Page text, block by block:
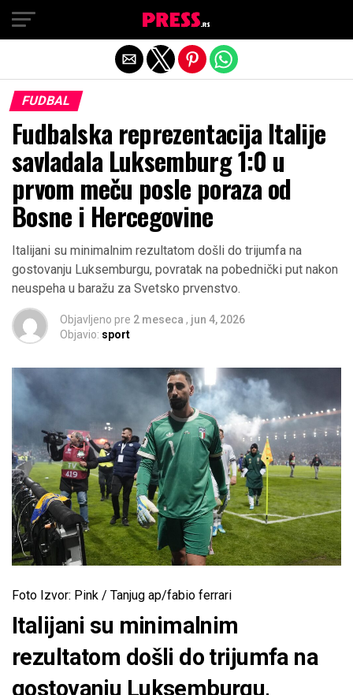
FUDBAL
Fudbalska reprezentacija Italije
savladala Luksemburg 1:0 u
prvom meču posle poraza od
Bosne i Hercegovine
Italijani su minimalnim rezultatom došli do trijumfa na
gostovanju Luksemburgu, povratak na pobednički put nakon
neuspeha u baražu za Svetsko prvenstvo.
Objavljeno pre 2 meseca , jun 4, 2026
Objavio: sport
Foto Izvor: Pink / Tanjug ap/fabio ferrari
Italijani su minimalnim
rezultatom došli do trijumfa na
gostovanju Luksemburgu,
Exit mobile version